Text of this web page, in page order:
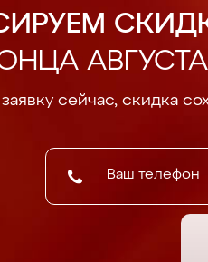
АВГУСТА
сейчас, скидка